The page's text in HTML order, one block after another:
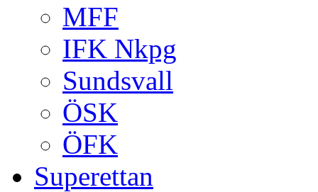
MFF
IFK Nkpg
Sundsvall
ÖSK
ÖFK
Superettan